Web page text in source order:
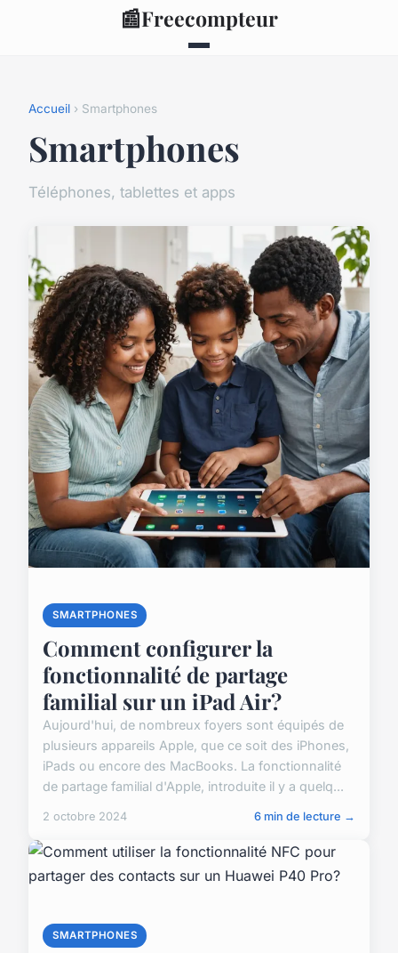
📰Freecompteur
Accueil › Smartphones
Smartphones
Téléphones, tablettes et apps
SMARTPHONES
Comment configurer la
fonctionnalité de partage
familial sur un iPad Air?
Aujourd'hui, de nombreux foyers sont équipés de
plusieurs appareils Apple, que ce soit des iPhones,
iPads ou encore des MacBooks. La fonctionnalité
de partage familial d'Apple, introduite il y a quelq...
2 octobre 2024 6 min de lecture →
SMARTPHONES